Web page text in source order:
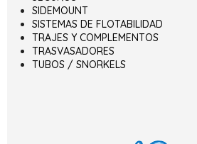
SIDEMOUNT
SISTEMAS DE FLOTABILIDAD
TRAJES Y COMPLEMENTOS
TRASVASADORES
TUBOS / SNORKELS